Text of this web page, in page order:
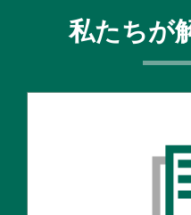
私たちが